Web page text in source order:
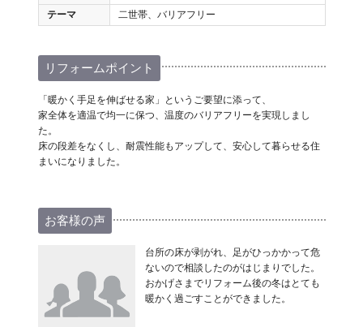
テーマ
二世帯、バリアフリー
リフォームポイント
「暖かく手足を伸ばせる家」というご要望に添って、
家全体を適温で均一に保つ、温度のバリアフリーを実現しまし
た。
床の段差をなくし、耐震性能もアップして、安心して暮らせる住
まいになりました。
お客様の声
台所の床が剥がれ、足がひっかかって危
ないので相談したのがはじまりでした。
おかげさまでリフォーム後の冬はとても
暖かく過ごすことができました。